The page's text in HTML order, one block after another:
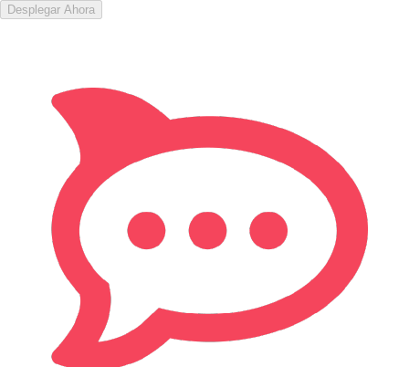
Desplegar Ahora